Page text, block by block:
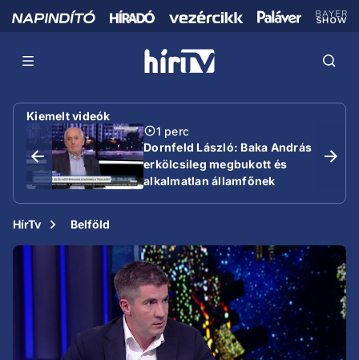
Kiemelt videók
1 perc
Dornfeld László: Baka András
erkölcsileg megbukott és
alkalmatlan államfőnek
HírTv Belföld